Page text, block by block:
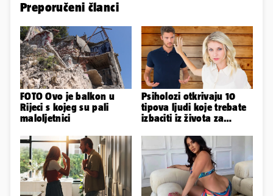
Preporučeni članci
FOTO Ovo je balkon u
Rijeci s kojeg su pali
maloljetnici
Psiholozi otkrivaju 10
tipova ljudi koje trebate
izbaciti iz života za